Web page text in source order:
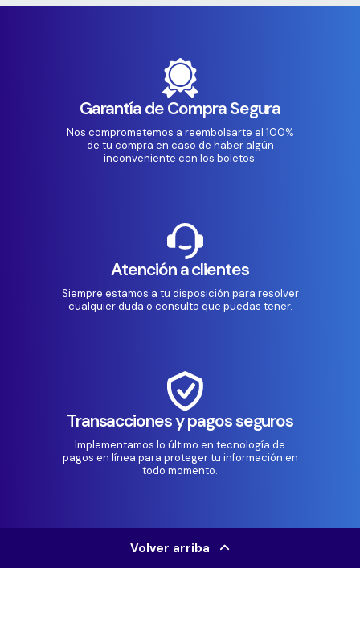
Garantía de Compra Segura
Nos comprometemos a reembolsarte el 100%
de tu compra en caso de haber algún
inconveniente con los boletos.
Atención a clientes
Siempre estamos a tu disposición para resolver
cualquier duda o consulta que puedas tener.
Transacciones y pagos seguros
Implementamos lo último en tecnología de
pagos en línea para proteger tu información en
todo momento.
Volver arriba